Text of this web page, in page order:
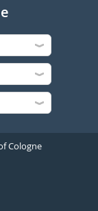
Cologne